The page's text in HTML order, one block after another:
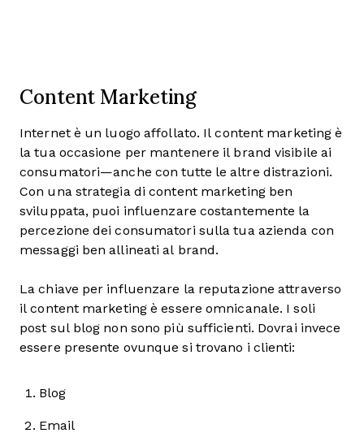
Content Marketing
Internet è un luogo affollato. Il content marketing è
la tua occasione per mantenere il brand visibile ai
consumatori—anche con tutte le altre distrazioni.
Con una strategia di content marketing ben
sviluppata, puoi influenzare costantemente la
percezione dei consumatori sulla tua azienda con
messaggi ben allineati al brand.
La chiave per influenzare la reputazione attraverso
il content marketing è essere omnicanale. I soli
post sul blog non sono più sufficienti. Dovrai invece
essere presente ovunque si trovano i clienti:
Blog
Email